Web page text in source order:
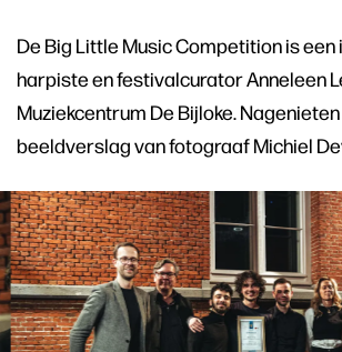
De Big Little Music Competition is
harpiste en festivalcurator Anneleen
Muziekcentrum De Bijloke.
beeldverslag van fotograaf Michiel
Overslaan